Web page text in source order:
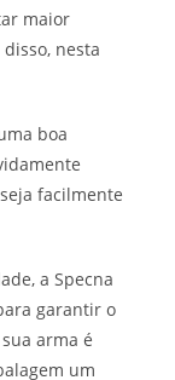
maior
nesta
boa
facilmente
a Specna
garantir o
arma é
um